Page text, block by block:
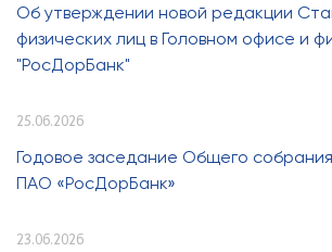
Об утверждении новой редакции
физических лиц в Головном офисе и
"РосДорБанк"
25.06.2026
Годовое заседание Общего
ПАО «РосДорБанк»
23.06.2026